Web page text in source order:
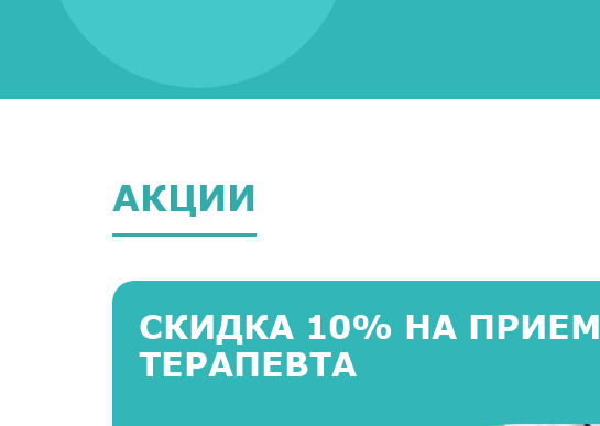
АКЦИИ
СКИДКА 10% НА ПРИЕМ
ТЕРАПЕВТА